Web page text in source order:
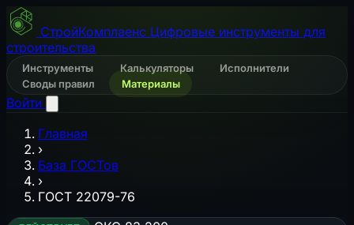
СтройКомплаенс Цифровые инструменты для
строительства
Инструменты Калькуляторы
Исполнители
Своды правил
Материалы
Войти
Главная
›
База ГОСТов
›
ГОСТ 22079-76